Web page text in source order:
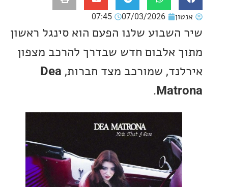
07/03/2026
07:45
שלנו הפעם הוא סינגל ראשון
אלבום חדש שבדרך להרכב מצפון
שמורכב מצד חברות,Dea
.